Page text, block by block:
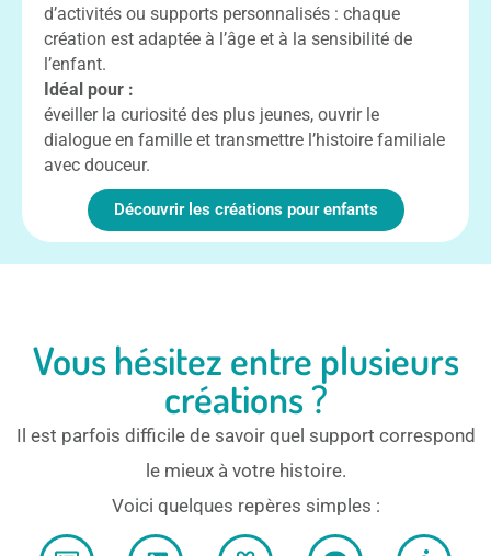
d’activités ou supports personnalisés : chaque
création est adaptée à l’âge et à la sensibilité de
l’enfant.
Idéal pour :
éveiller la curiosité des plus jeunes, ouvrir le
dialogue en famille et transmettre l’histoire familiale
avec douceur.
Découvrir les créations pour enfants
Vous hésitez entre plusieurs
créations ?
Il est parfois difficile de savoir quel support correspond
le mieux à votre histoire.
Voici quelques repères simples :